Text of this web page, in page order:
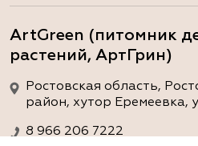
ArtGreen (питомник
растений, АртГрин)
Ростовская область,
район, хутор Еремеевка,
8 966 206 7222